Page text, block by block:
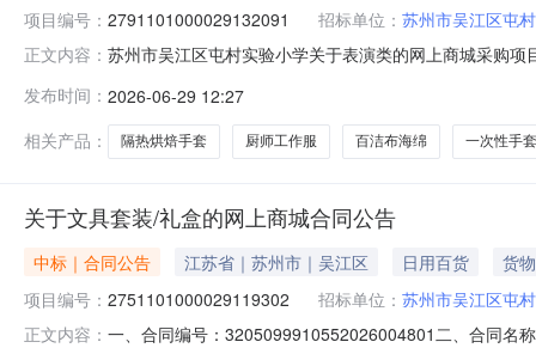
项目编号： 2791101000029132091 招标单位： 苏州市吴江区屯
正文内容： 苏州市吴江区屯村实验小学关于表演类的网上商城采购
项目所在行政区划名称:江苏省苏州市吴江区报价起止时
发布时间： 2026-06-29 12:27
相关产品：
隔热烘焙手套 厨师工作服 百洁布海绵 一次性手套
关于文具套装/礼盒的网上商城合同公告
中标｜合同公告 江苏省｜苏州市｜吴江区 日用百货
货物
项目编号： 2751101000029119302 招标单位： 苏州市吴江区屯
正文内容： 一、合同编号：3205099910552026004801二、合同名